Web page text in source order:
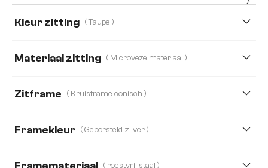
Kleur zitting ( Taupe )
Materiaal zitting ( Microvezelmateriaal )
Strukturstoff Soft Teddystoff
Zitframe ( Kruisframe conisch )
Framekleur ( Geborsteld zilver )
( roestvrij staal )